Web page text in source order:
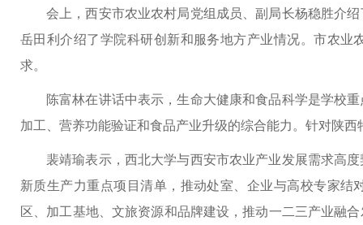
会上，西安市农业农村局党组成员、副局长杨稳胜介
岳田利介绍了学院科研创新和服务地方产业情况。市农
求。
陈富林在讲话中表示，生命大健康和食品科学是学校
加工、营养功能验证和食品产业升级的综合能力。针对陕
裴靖瑜表示，西北大学与西安市农业产业发展需求高
新质生产力重点项目清单，推动处室、企业与高校专家
区、加工基地、文旅资源和品牌建设，推动一二三产业融